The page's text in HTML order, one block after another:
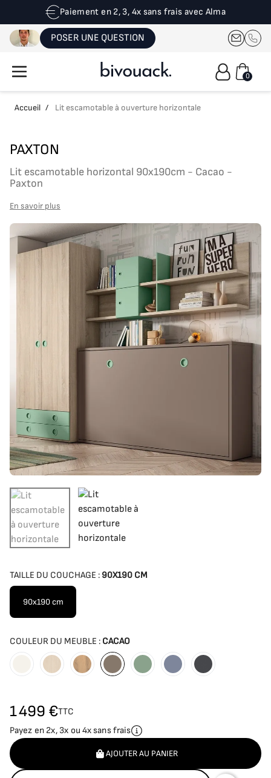
Paiement en 2, 3, 4x sans frais avec Alma
POSER UNE QUESTION
0
Accueil / Lit escamotable à ouverture horizontale
PAXTON
Lit escamotable horizontal 90x190cm - Cacao -
Paxton
En savoir plus
TAILLE DU COUCHAGE : 90X190 CM
90x190 cm
COULEUR DU MEUBLE : CACAO
Blanc Fresne Bois naturel
Cacao Vert argileSerenityAnthracite
1 499 €TTC
Payez en 2x, 3x ou 4x sans frais
AJOUTER AU PANIER